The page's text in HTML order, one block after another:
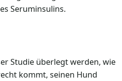
Seruminsulins.
Studie überlegt werden, wie
kommt, seinen Hund